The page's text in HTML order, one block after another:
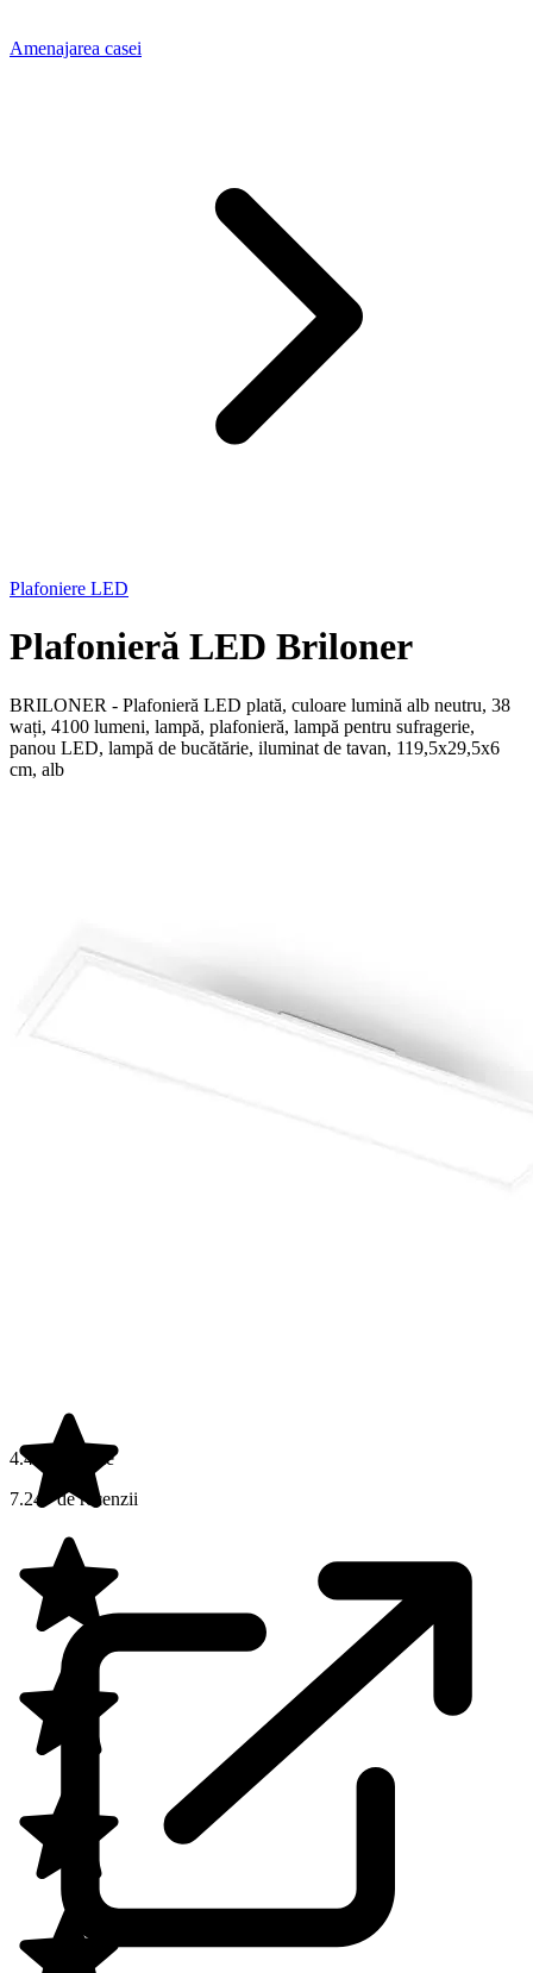
Amenajarea casei
Plafoniere LED
Plafonieră LED Briloner
BRILONER - Plafonieră LED plată, culoare lumină alb neutru, 38
wați, 4100 lumeni, lampă, plafonieră, lampă pentru sufragerie,
panou LED, lampă de bucătărie, iluminat de tavan, 119,5x29,5x6
cm, alb
4.4 din 5 stele
7.247 de recenzii